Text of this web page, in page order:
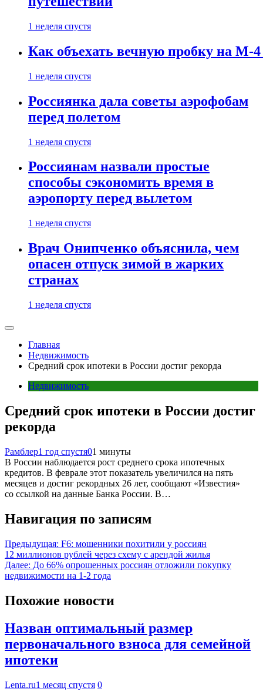
1 неделя спустя
Как объехать вечную пробку на М-
1 неделя спустя
Россиянка дала советы аэрофобам
перед полетом
1 неделя спустя
Россиянам назвали простые
способы сэкономить время в
аэропорту перед вылетом
1 неделя спустя
Врач Онипченко объяснила, чем
опасен отпуск зимой в жарких
странах
1 неделя спустя
Главная
Недвижимость
Средний срок ипотеки в России достиг рекорда
Недвижимость
Средний срок ипотеки в России достиг
рекорда
Рамблер1 год спустя01 минуты
В России наблюдается рост среднего срока ипотечных
кредитов. В феврале этот показатель увеличился на пять
месяцев и достиг рекордных 26 лет, сообщают «Известия»
со ссылкой на данные Банка России. В…
Навигация по записям
Предыдущая: F6: мошенники похитили у россиян
12 миллионов рублей через схему с арендой жилья
Далее: До 66% опрошенных россиян отложили покупку
недвижимости на 1-2 года
Похожие новости
Назван оптимальный размер
первоначального взноса для семейной
ипотеки
Lenta.ru1 месяц спустя 0